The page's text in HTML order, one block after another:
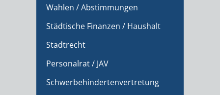
Wahlen / Abstimmungen
Städtische Finanzen / Haushalt
Stadtrecht
Personalrat / JAV
Schwerbehindertenvertretung